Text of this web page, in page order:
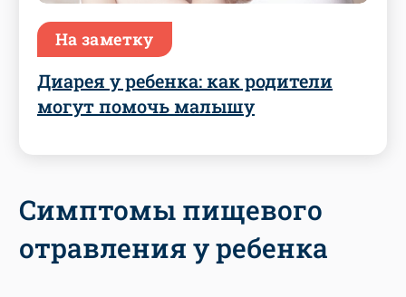
На заметку
Диарея у ребенка: как родители
могут помочь малышу
Симптомы пищевого
отравления у ребенка